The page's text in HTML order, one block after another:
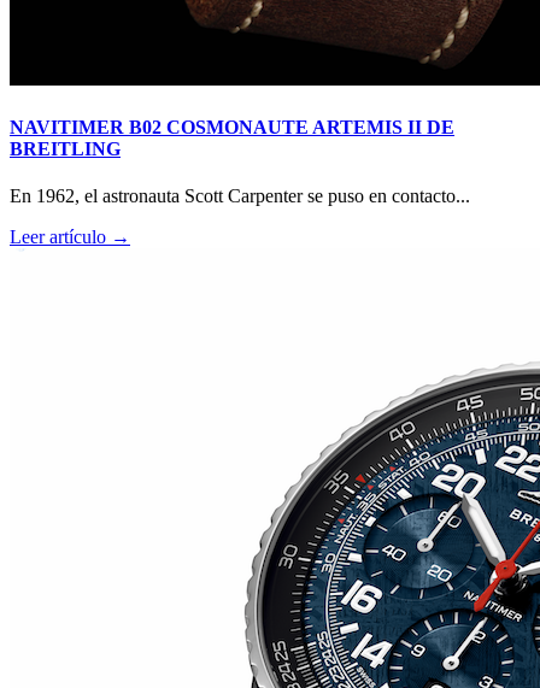
RM O7-01 COLOURED CERAMICS 2026 de RICHARD
NAVITIMER B02 COSMONAUTE ARTEMIS II DE
BREITLING
En 1962, el astronauta Scott Carpenter se puso en contacto...
Leer artículo →